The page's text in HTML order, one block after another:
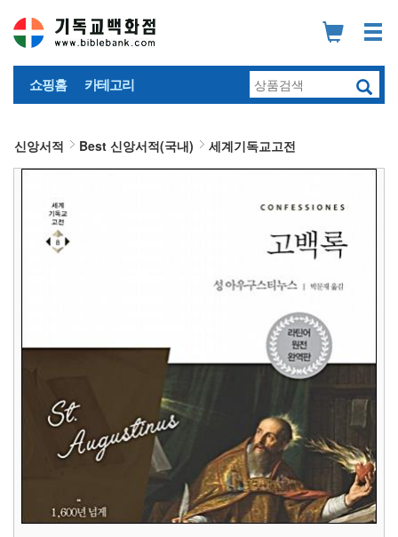
쇼핑홈 카테고리
신앙서적 Best 신앙서적(국내) 세계기독교고전